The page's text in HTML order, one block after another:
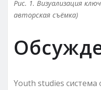
Рис. 1. Визуализация
авторская съёмка)
Youth studies